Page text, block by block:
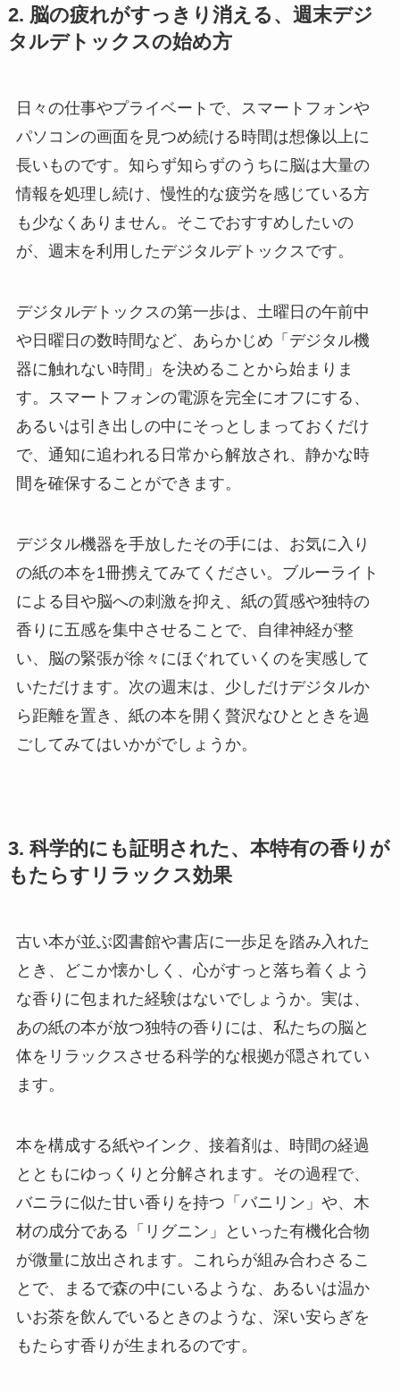
2. 脳の疲れがすっきり消える、週末デジ
タルデトックスの始め方
日々の仕事やプライベートで、スマートフォンや
パソコンの画面を見つめ続ける時間は想像以上に
長いものです。知らず知らずのうちに脳は大量の
情報を処理し続け、慢性的な疲労を感じている方
も少なくありません。そこでおすすめしたいの
が、週末を利用したデジタルデトックスです。
デジタルデトックスの第一歩は、土曜日の午前中
や日曜日の数時間など、あらかじめ「デジタル機
器に触れない時間」を決めることから始まりま
す。スマートフォンの電源を完全にオフにする、
あるいは引き出しの中にそっとしまっておくだけ
で、通知に追われる日常から解放され、静かな時
間を確保することができます。
デジタル機器を手放したその手には、お気に入り
の紙の本を1冊携えてみてください。ブルーライト
による目や脳への刺激を抑え、紙の質感や独特の
香りに五感を集中させることで、自律神経が整
い、脳の緊張が徐々にほぐれていくのを実感して
いただけます。次の週末は、少しだけデジタルか
ら距離を置き、紙の本を開く贅沢なひとときを過
ごしてみてはいかがでしょうか。
3. 科学的にも証明された、本特有の香りが
もたらすリラックス効果
古い本が並ぶ図書館や書店に一歩足を踏み入れた
とき、どこか懐かしく、心がすっと落ち着くよう
な香りに包まれた経験はないでしょうか。実は、
あの紙の本が放つ独特の香りには、私たちの脳と
体をリラックスさせる科学的な根拠が隠されてい
ます。
本を構成する紙やインク、接着剤は、時間の経過
とともにゆっくりと分解されます。その過程で、
バニラに似た甘い香りを持つ「バニリン」や、木
材の成分である「リグニン」といった有機化合物
が微量に放出されます。これらが組み合わさるこ
とで、まるで森の中にいるような、あるいは温か
いお茶を飲んでいるときのような、深い安らぎを
もたらす香りが生まれるのです。